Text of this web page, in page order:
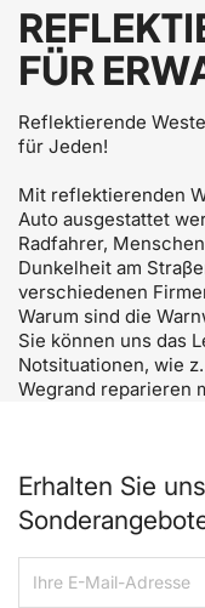
FÜR
Reflektierende
für Jeden!
Mit reflektierenden
Auto ausgestattet
Radfahrer,
Dunkelheit am
verschiedenen
Warum sind die
Sie können uns das
Notsituationen, wie
Wegrand reparieren
Erhalten Sie